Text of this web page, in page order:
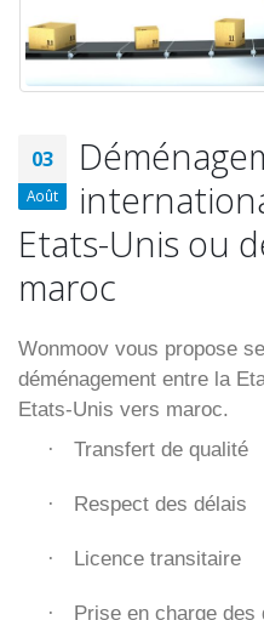
03
Août
Etats-Unis ou
maroc
Wonmoov vous propose
déménagement entre la
Etats-Unis vers maroc.
· Transfert de qualité
· Respect des délais
· Licence transitaire
·
Prise en charge